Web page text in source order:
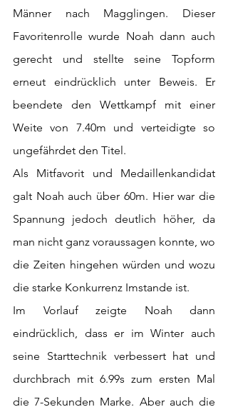
Männer nach Magglingen. Dieser
Favoritenrolle wurde Noah dann auch
gerecht und stellte seine Topform
erneut eindrücklich unter Beweis. Er
beendete den Wettkampf mit einer
Weite von 7.40m und verteidigte so
ungefährdet den Titel.
Als Mitfavorit und Medaillenkandidat
galt Noah auch über 60m. Hier war die
Spannung jedoch deutlich höher, da
man nicht ganz voraussagen konnte, wo
die Zeiten hingehen würden und wozu
die starke Konkurrenz Imstande ist.
Im Vorlauf zeigte Noah dann
eindrücklich, dass er im Winter auch
seine Starttechnik verbessert hat und
durchbrach mit 6.99s zum ersten Mal
die 7-Sekunden Marke. Aber auch die